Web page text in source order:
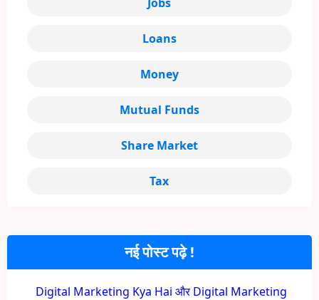
नई पोस्ट पढ़े !
Digital Marketing Kya Hai और Digital Marketing
Loans
Money
Mutual Funds
Share Market
Tax